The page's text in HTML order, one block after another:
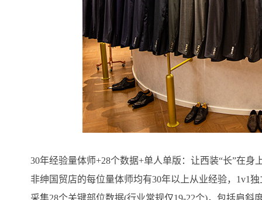
30年经验量体师+28个数据+单人单版：让西装“长”在身
非绅国贸店的每位量体师均有30年以上从业经验，1v1
采集28个关键部位数据(行业常规仅19-22个)，包括肩